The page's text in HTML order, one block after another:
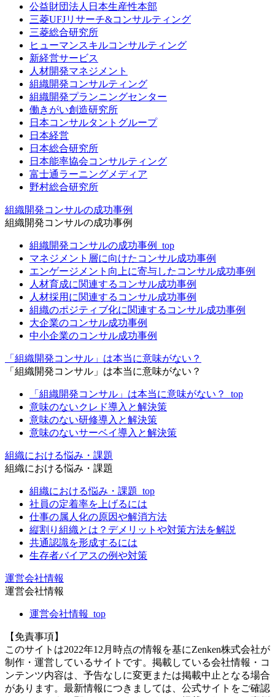
公益財団法人日本生産性本部
三菱UFJリサーチ&コンサルティング
三菱総合研究所
ヒューマンスキルコンサルティング
新経営サービス
人材開発マネジメント
組織開発コンサルティング
組織開発プランニングセンター
働きがい創造研究所
日本コンサルタントグループ
日本経営
日本総合研究所
日本能率協会コンサルティング
富士通ラーニングメディア
野村総合研究所
組織開発コンサルの成功事例
組織開発コンサルの成功事例
組織開発コンサルの成功事例_top
マネジメント層に向けたコンサル成功事例
エンゲージメント向上に寄与したコンサル成功事例
人材育成に関連するコンサル成功事例
人材採用に関連するコンサル成功事例
組織のポジティブ化に関連するコンサル成功事例
大企業のコンサル成功事例
中小企業のコンサル成功事例
「組織開発コンサル」は本当に意味がない？
「組織開発コンサル」は本当に意味がない？
「組織開発コンサル」は本当に意味がない？_top
意味のないクレド導入と解決策
意味のない研修導入と解決策
意味のないサーベイ導入と解決策
組織における悩み・課題
組織における悩み・課題
組織における悩み・課題_top
社員の定着率を上げるには
仕事の属人化の原因や解消方法
縦割り組織とは？デメリットや対策方法を解説
共通認識を形成するには
生存者バイアスの例や対策
運営会社情報
運営会社情報
運営会社情報_top
【免責事項】
このサイトは2022年12月時点の情報を基にZenken株式会社が
制作・運営しているサイトです。掲載している会社情報・コ
ンテンツ内容は、予告なしに変更または掲載中止となる場合
があります。最新情報につきましては、公式サイトをご確認